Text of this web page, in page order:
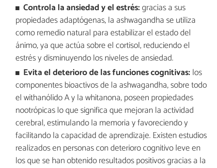
Controla la ansiedad y el estrés:gracias a sus
propiedades adaptógenas, la ashwagandha se utiliza
como remedio natural para estabilizar el estado del
ánimo, ya que actúa sobre el cortisol, reduciendo el
estrés y disminuyendo los niveles de ansiedad.
Evita el deterioro de las funciones cognitivas: los
componentes bioactivos de la ashwagandha, sobre todo
el withanólido A y la whitanona, poseen propiedades
nootrópicas lo que significa que mejoran la actividad
cerebral, estimulando la memoria y favoreciendo y
facilitando la capacidad de aprendizaje. Existen estudios
realizados en personas con deterioro cognitivo leve en
los que se han obtenido resultados positivos gracias a la